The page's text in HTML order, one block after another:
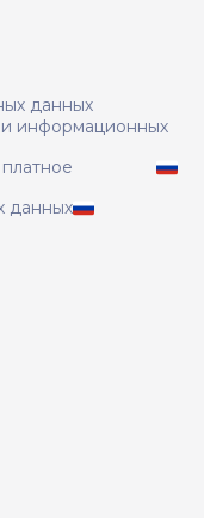
данных
и информационных
данных